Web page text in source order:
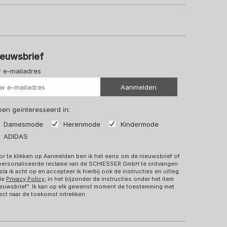
e-mailadres
Aanmelden
geïnteresseerd in:
Damesmode
Herenmode
Kindermode
ADIDAS
te klikken op Aanmelden ben ik het eens om de nieuwsbrief of
reclame van de SCHIESSER GmbH te ontvangen
ik acht op en accepteer ik hierbij ook de instructies en uitleg
Privacy Policy, in het bijzonder de instructies onder het item
Ik kan op elk gewenst moment de toestemming met
naar de toekomst intrekken.